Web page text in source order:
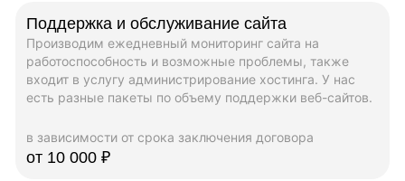
Поддержка и обслуживание сайта
Производим ежедневный мониторинг сайта на
работоспособность и возможные проблемы, также
входит в услугу администрирование хостинга. У нас
есть разные пакеты по объему поддержки веб-сайтов.
в зависимости от срока заключения договора
от 10 000 ₽